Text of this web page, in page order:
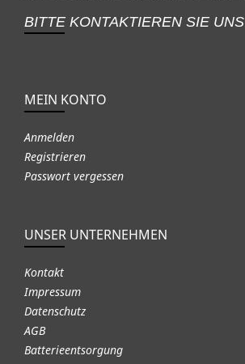
BITTE KONTAKTIEREN SIE UNS
MEIN KONTO
Anmelden
Registrieren
Passwort vergessen
UNSER UNTERNEHMEN
Kontakt
Impressum
Datenschutz
AGB
Batterieentsorgung